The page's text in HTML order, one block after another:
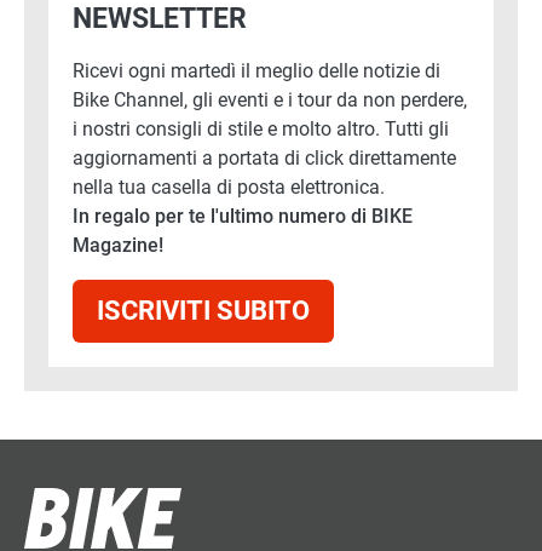
NEWSLETTER
Ricevi ogni martedì il meglio delle notizie di
Bike Channel, gli eventi e i tour da non perdere,
i nostri consigli di stile e molto altro. Tutti gli
aggiornamenti a portata di click direttamente
nella tua casella di posta elettronica.
In regalo per te l'ultimo numero di BIKE
Magazine!
ISCRIVITI SUBITO